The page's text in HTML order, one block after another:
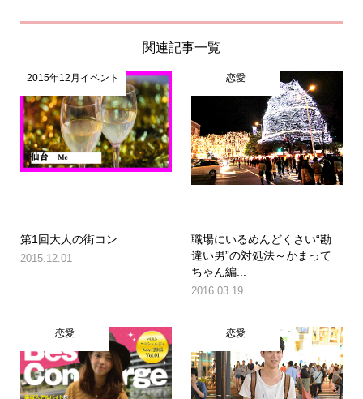
関連記事一覧
2015年12月イベント
第1回大人の街コン
2015.12.01
恋愛
職場にいるめんどくさい“勘
違い男”の対処法～かまって
ちゃん編...
2016.03.19
恋愛 恋愛